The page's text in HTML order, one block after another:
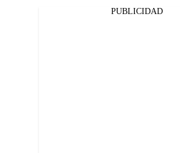
PUBLICIDAD